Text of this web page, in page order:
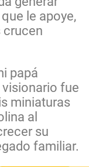
le apoye,
crucen
papá
visionario fue
miniaturas
al
su
familiar.